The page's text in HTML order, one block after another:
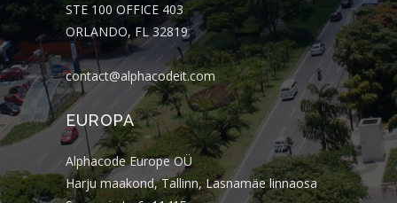
STE 100 OFFICE 403
ORLANDO, FL 32819
contact@alphacodeit.com
EUROPA
Alphacode Europe OÜ
Harju maakond, Tallinn, Lasnamäe linnaosa